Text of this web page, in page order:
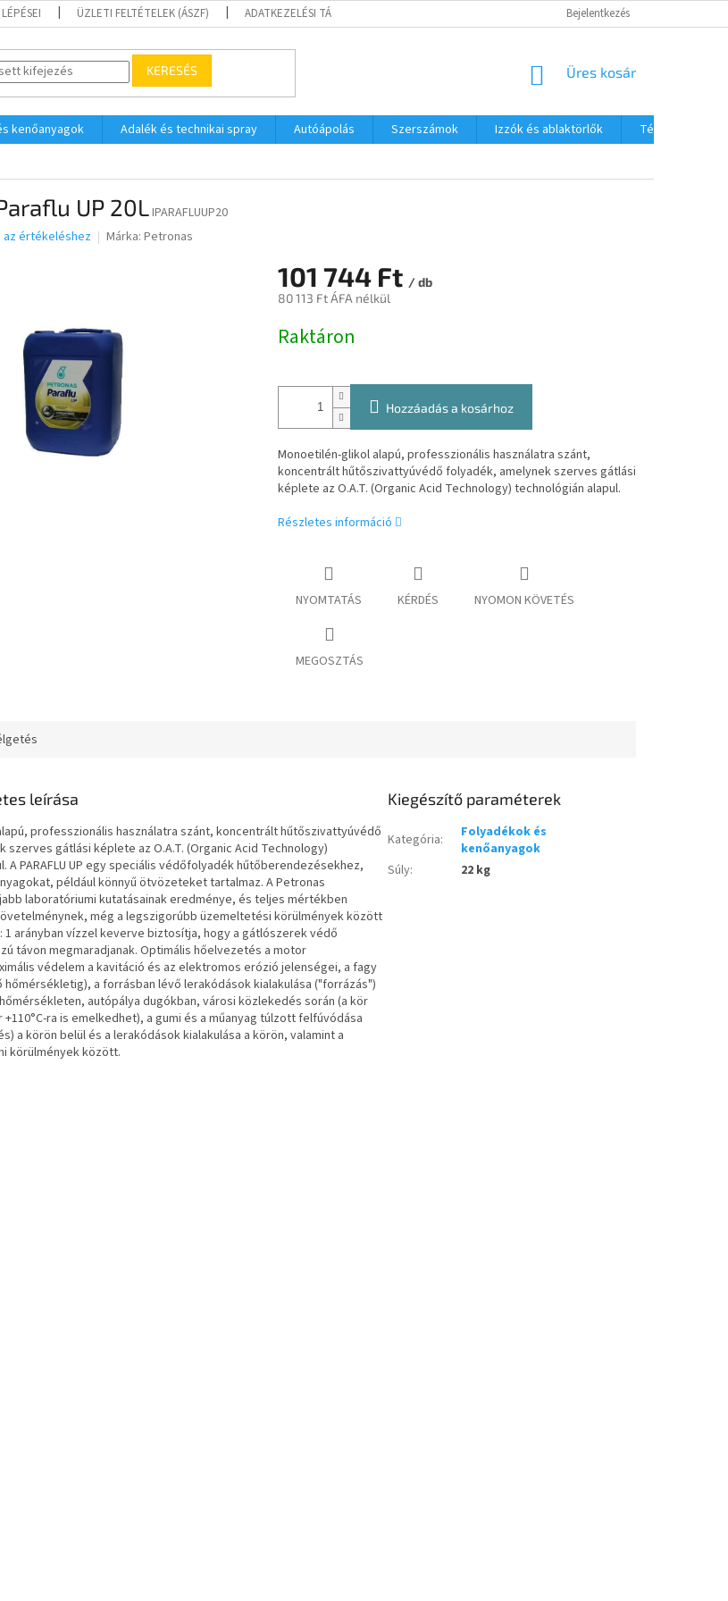
ÜZLETI FELTÉTELEK (ÁSZF) ADATKEZELÉSI TÁJÉKOZTATÓ Bejelentkezés
KERESÉS KOSÁR
Üres kosár
kenőanyagok Adalék és technikai spray Autóápolás Szerszámok Izzók és ablaktörlők
Téli termékek
UP 20LIPARAFLUUP20
az értékeléshez Márka: Petronas
101 744 Ft / db
80 113 Ft ÁFA nélkül
Raktáron
Hozzáadás a kosárhoz
Monoetilén-glikol alapú, professzionális használatra szánt,
koncentrált hűtőszivattyúvédő folyadék, amelynek szerves gátlási
képlete az O.A.T. (Organic Acid Technology) technológián alapul.
Részletes információ
NYOMTATÁS KÉRDÉS NYOMON KÖVETÉS
MEGOSZTÁS
leírása
professzionális használatra szánt, koncentrált hűtőszivattyúvédő
szerves gátlási képlete az O.A.T. (Organic Acid Technology)
A PARAFLU UP egy speciális védőfolyadék hűtőberendezésekhez,
például könnyű ötvözeteket tartalmaz. A Petronas
laboratóriumi kutatásainak eredménye, és teljes mértékben
még a legszigorúbb üzemeltetési körülmények között
: 1 arányban vízzel keverve biztosítja, hogy a gátlószerek védő
távon megmaradjanak. Optimális hőelvezetés a motor
védelem a kavitáció és az elektromos erózió jelenségei, a fagy
hőmérsékletig), a forrásban lévő lerakódások kialakulása ("forrázás")
autópálya dugókban, városi közlekedés során (a kör
ra is emelkedhet), a gumi és a műanyag túlzott felfúvódása
a körön belül és a lerakódások kialakulása a körön, valamint a
körülmények között.
Kiegészítő paraméterek
Kategória:
Folyadékok és
kenőanyagok
Súly: 22 kg